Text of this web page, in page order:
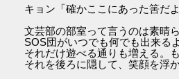
キョン「確かここにあった筈だ
文芸部の部室って言うのは素晴
SOS団がいつでも何でも出来る
それだけ遊べる通りも増える。
それを後ろに隠して、笑顔を浮